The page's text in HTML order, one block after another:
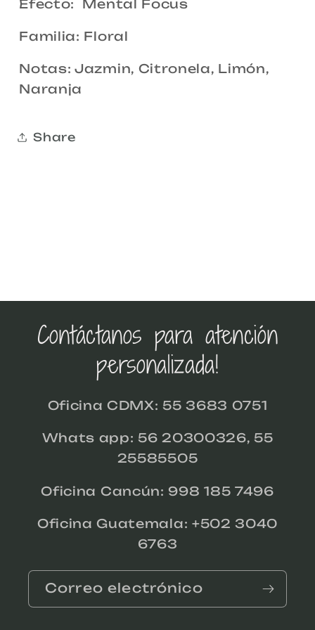
Efecto: Mental Focus
Familia: Floral
Notas: Jazmin, Citronela, Limón,
Naranja
Share
Contáctanos para atención
personalizada!
Oficina CDMX: 55 3683 0751
Whats app: 56 20300326, 55
25585505
Oficina Cancún: 998 185 7496
Oficina Guatemala: +502 3040
6763
Correo electrónico